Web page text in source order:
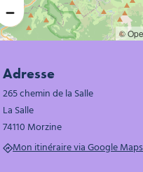
©
Adresse
265 chemin de la Salle
La Salle
74110 Morzine
Mon itinéraire via Google Maps